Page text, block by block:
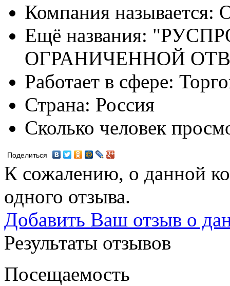
Компания называется:
Ещё названия:
ОГРАНИЧЕННОЙ
Работает в сфере:
Страна: Россия
Сколько человек
Поделиться
К сожалению, о данной
одного отзыва.
Добавить Ваш отзыв о
Результаты отзывов
Посещаемость